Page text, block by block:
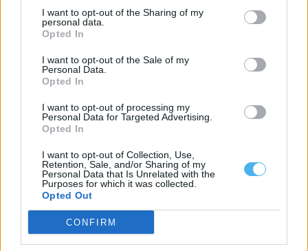
I want to opt-out of the Sharing of my
personal data.
Opted In
I want to opt-out of the Sale of my
Personal Data.
Opted In
I want to opt-out of processing my
Personal Data for Targeted Advertising.
Opted In
I want to opt-out of Collection, Use,
Retention, Sale, and/or Sharing of my
Personal Data that Is Unrelated with the
Purposes for which it was collected.
Opted Out
CONFIRM
Homem procurado na Moldova por tráfico de seres humanos
detido em Reguengos de Monsaraz
Um homem de 31 anos foi detido pela PSP em Reguengos de
Monsaraz em...